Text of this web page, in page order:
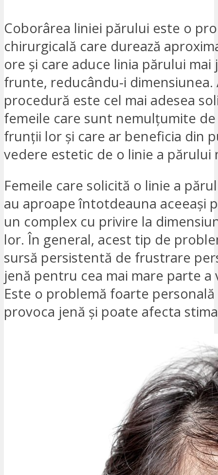
Coborârea liniei părului este o
chirurgicală care durează
ore și care aduce linia părului mai
frunte, reducându-i dimensiunea.
procedură este cel mai adesea
femeile care sunt nemulțumite
frunții lor și care ar beneficia din
vedere estetic de o linie a părului
Femeile care solicită o linie a
au aproape întotdeauna aceeași
un complex cu privire la
lor. În general, acest tip de
sursă persistentă de frustrare
jenă pentru cea mai mare parte a
Este o problemă foarte
provoca jenă și poate afecta